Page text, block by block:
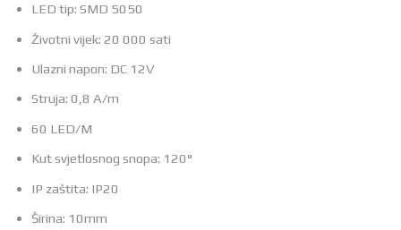
LED tip: SMD 5050
Životni vijek: 20 000 sati
Ulazni napon: DC 12V
Struja: 0,8 A/m
60 LED/M
Kut svjetlosnog snopa: 120°
IP zaštita: IP20
Širina: 10mm